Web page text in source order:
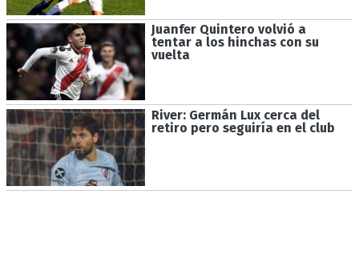
Juanfer Quintero volvió a
tentar a los hinchas con su
vuelta
River: Germán Lux cerca del
retiro pero seguiría en el club